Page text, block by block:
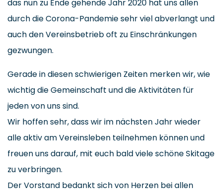
das nun zu Ende gehende Jahr 2020 hat uns allen
durch die Corona-Pandemie sehr viel abverlangt und
auch den Vereinsbetrieb oft zu Einschränkungen
gezwungen.
Gerade in diesen schwierigen Zeiten merken wir, wie
wichtig die Gemeinschaft und die Aktivitäten für
jeden von uns sind.
Wir hoffen sehr, dass wir im nächsten Jahr wieder
alle aktiv am Vereinsleben teilnehmen können und
freuen uns darauf, mit euch bald viele schöne Skitage
zu verbringen.
Der Vorstand bedankt sich von Herzen bei allen